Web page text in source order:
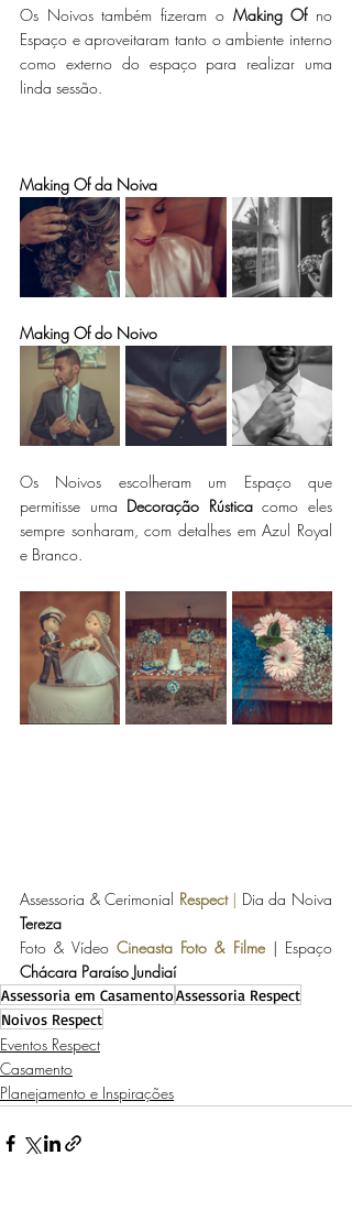
Os Noivos também fizeram o Making Of no
Espaço e aproveitaram tanto o ambiente interno
como externo do espaço para realizar uma
linda sessão.
Making Of da Noiva
Making Of do Noivo
Os Noivos escolheram um Espaço que
permitisse uma Decoração Rústica como eles
sempre sonharam, com detalhes em Azul Royal
e Branco.
Assessoria & Cerimonial Respect |
Tereza
Foto & Vídeo Cineasta Foto & Filme
Chácara Paraíso Jundiaí
Assessoria em CasamentoAssessoria Respect
Noivos Respect
Eventos Respect
Casamento
Planejamento e Inspirações